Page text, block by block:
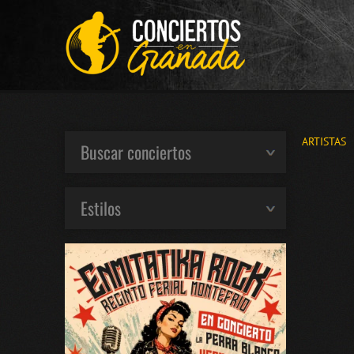
ARTISTAS
Buscar conciertos
Estilos